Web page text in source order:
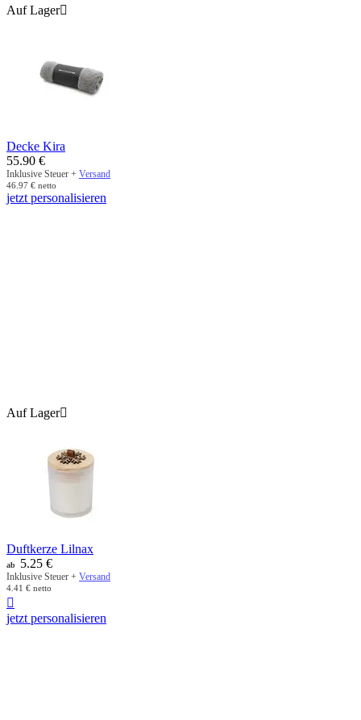
Auf Lager
Decke Kira
55.90 €
Inklusive Steuer + Versand
46.97 € netto
jetzt personalisieren
Auf Lager
Duftkerze Lilnax
ab 5.25 €
Inklusive Steuer + Versand
4.41 € netto

jetzt personalisieren